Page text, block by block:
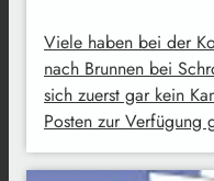
Viele haben bei der
nach Brunnen bei
sich zuerst gar kein
Posten zur